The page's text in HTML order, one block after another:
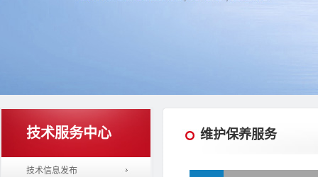
技术服务中心
技术信息发布
维护保养服务